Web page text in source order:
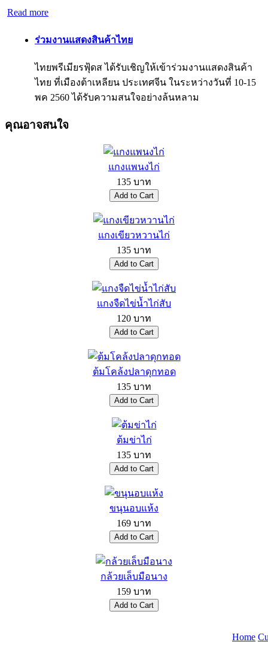
Read more
ร่วมงานแสดงสินค้าไทย
ไทยพรีเมียรฟุ้ดส ได้รับเชิญให้เข้าร่วมงานแสดงสินค้า
ไทย ที่เมืองต้าเหลียน ประเทศจีน ในระหว่างวันที่ 10-15
พค 2560 ได้รับความสนใจอย่างล้นหลาม
คุณอาจสนใจ
แกงแพนงไก่
135 บาท
แกงเขียวหวานไก่
135 บาท
แกงจืดไข่น้ำไก่สับ
120 บาท
ต้มโคล้งปลาดุกทอด
135 บาท
ต้มข่าไก่
135 บาท
ขนุนอบแห้ง
169 บาท
กล้วยเล็บมือนาง
159 บาท
Home